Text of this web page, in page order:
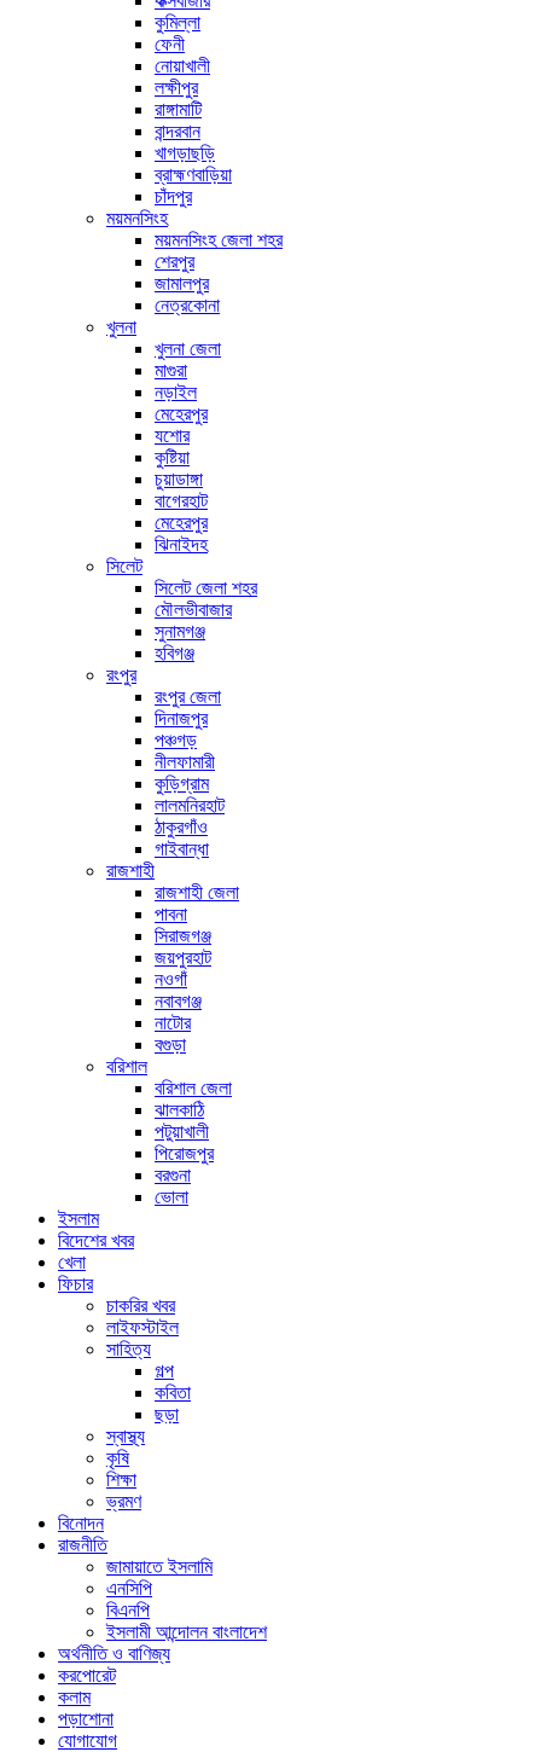
কুমিল্লা
ফেনী
নোয়াখালী
লক্ষীপুর
রাঙ্গামাটি
বান্দরবান
খাগড়াছড়ি
ব্রাহ্মণবাড়িয়া
চাঁদপুর
ময়মনসিংহ
ময়মনসিংহ জেলা শহর
শেরপুর
জামালপুর
নেত্রকোনা
খুলনা
খুলনা জেলা
মাগুরা
নড়াইল
মেহেরপুর
যশোর
কুষ্টিয়া
চুয়াডাঙ্গা
বাগেরহাট
মেহেরপুর
ঝিনাইদহ
সিলেট
সিলেট জেলা শহর
মৌলভীবাজার
সুনামগঞ্জ
হবিগঞ্জ
রংপুর
রংপুর জেলা
দিনাজপুর
পঞ্চগড়
নীলফামারী
কুড়িগ্রাম
লালমনিরহাট
ঠাকুরগাঁও
গাইবান্ধা
রাজশাহী
রাজশাহী জেলা
পাবনা
সিরাজগঞ্জ
জয়পুরহাট
নওগাঁ
নবাবগঞ্জ
নাটোর
বগুড়া
বরিশাল
বরিশাল জেলা
ঝালকাঠি
পটুয়াখালী
পিরোজপুর
বরগুনা
ভোলা
ইসলাম
বিদেশের খবর
খেলা
ফিচার
চাকরির খবর
লাইফস্টাইল
সাহিত্য
গল্প
কবিতা
ছড়া
স্বাস্থ্য
কৃষি
শিক্ষা
ভ্রমণ
বিনোদন
রাজনীতি
জামায়াতে ইসলামি
এনসিপি
বিএনপি
ইসলামী আন্দোলন বাংলাদেশ
অর্থনীতি ও বাণিজ্য
করপোরেট
কলাম
পড়াশোনা
যোগাযোগ